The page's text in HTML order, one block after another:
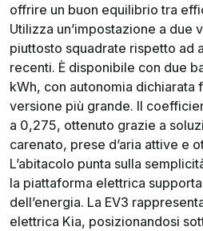
offrire un buon equilibrio tra
Utilizza un’impostazione a due
piuttosto squadrate rispetto ad
recenti. È disponibile con due
kWh, con autonomia dichiarata
versione più grande. Il
a 0,275, ottenuto grazie a
carenato, prese d’aria attive e
L’abitacolo punta sulla
la piattaforma elettrica
dell’energia. La EV3
elettrica Kia, posizionandosi